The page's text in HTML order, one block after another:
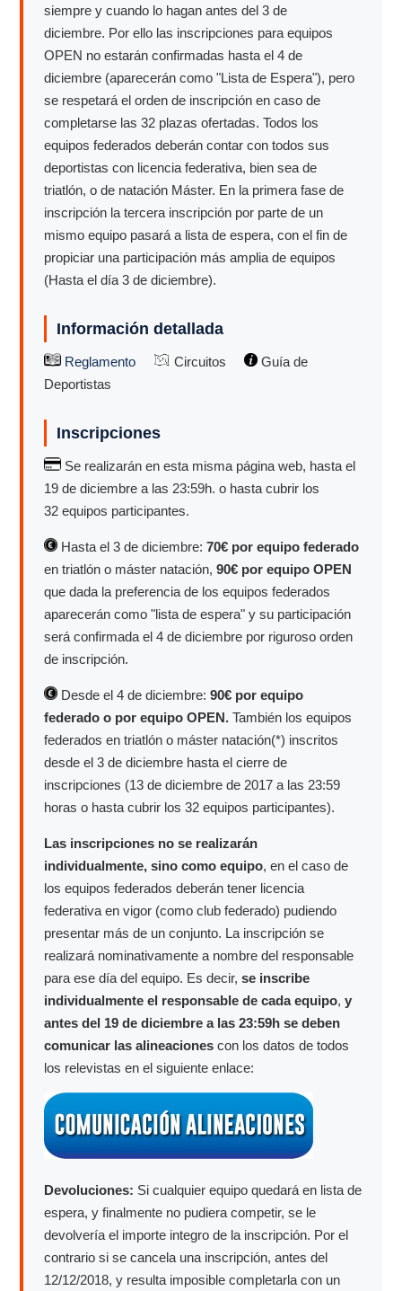
siempre y cuando lo hagan antes del 3 de
diciembre. Por ello las inscripciones para equipos
OPEN no estarán confirmadas hasta el 4 de
diciembre (aparecerán como "Lista de Espera"), pero
se respetará el orden de inscripción en caso de
completarse las 32 plazas ofertadas. Todos los
equipos federados deberán contar con todos sus
deportistas con licencia federativa, bien sea de
triatlón, o de natación Máster. En la primera fase de
inscripción la tercera inscripción por parte de un
mismo equipo pasará a lista de espera, con el fin de
propiciar una participación más amplia de equipos
(Hasta el día 3 de diciembre).
Información detallada
Reglamento Circuitos
Guía de
Deportistas
Inscripciones
Se realizarán en esta misma página web, hasta el
19 de diciembre a las 23:59h. o hasta cubrir los
32 equipos participantes.
Hasta el 3 de diciembre: 70€ por equipo federado
en triatlón o máster natación, 90€ por equipo OPEN
que dada la preferencia de los equipos federados
aparecerán como "lista de espera" y su participación
será confirmada el 4 de diciembre por riguroso orden
de inscripción.
Desde el 4 de diciembre: 90€ por equipo
federado o por equipo OPEN.También los equipos
federados en triatlón o máster natación(*) inscritos
desde el 3 de diciembre hasta el cierre de
inscripciones (13 de diciembre de 2017 a las 23:59
horas o hasta cubrir los 32 equipos participantes).
Las inscripciones no se realizarán
individualmente, sino como equipo, en el caso de
los equipos federados deberán tener licencia
federativa en vigor (como club federado) pudiendo
presentar más de un conjunto. La inscripción se
realizará nominativamente a nombre del responsable
para ese día del equipo. Es decir, se inscribe
individualmente el responsable de cada equipo, y
antes del 19 de diciembre a las 23:59h se deben
comunicar las alineaciones con los datos de todos
los relevistas en el siguiente enlace:
Devoluciones: Si cualquier equipo quedará en lista de
espera, y finalmente no pudiera competir, se le
devolvería el importe integro de la inscripción. Por el
contrario si se cancela una inscripción, antes del
12/12/2018, y resulta imposible completarla con un